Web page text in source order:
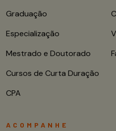
Graduação
Especialização
Mestrado e Doutorado
Cursos de Curta Duração
CPA
ACOMPANHE